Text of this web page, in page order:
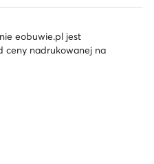
eobuwie.pl jest
ceny nadrukowanej na